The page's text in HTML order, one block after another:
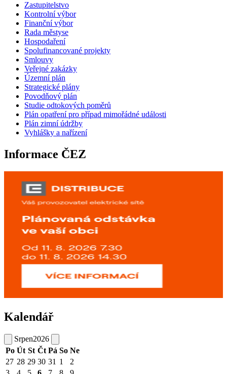
Zastupitelstvo
Kontrolní výbor
Finanční výbor
Rada městyse
Hospodaření
Spolufinancované projekty
Smlouvy
Veřejné zakázky
Územní plán
Strategické plány
Povodňový plán
Studie odtokových poměrů
Plán opatření pro případ mimořádné události
Plán zimní údržby
Vyhlášky a nařízení
Informace ČEZ
Kalendář
Srpen2026
Po Út St Čt Pá So Ne
27 28 29 30 31 1
2